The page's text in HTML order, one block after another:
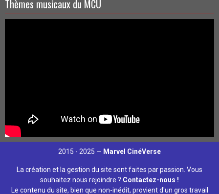
Thèmes musicaux du MCU
2015 - 2025 — Marvel CinéVerse
La création et la gestion du site sont faites par passion. Vous
souhaitez nous rejoindre ? Contactez-nous !
Le contenu du site, bien que non-inédit, provient d'un gros travail